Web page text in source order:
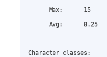
      Max:      15
      Avg:      8.25
Character classes: